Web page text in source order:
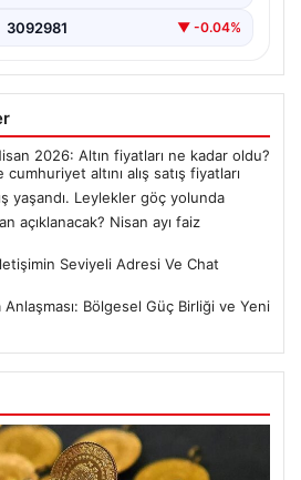
3092981 ▼ -0.04%
2026: Altın fiyatları ne kadar oldu?
altını alış satış fiyatları
yaşandı. Leylekler göç yolunda
açıklanacak? Nisan ayı faiz
Seviyeli Adresi Ve Chat
Bölgesel Güç Birliği ve Yeni